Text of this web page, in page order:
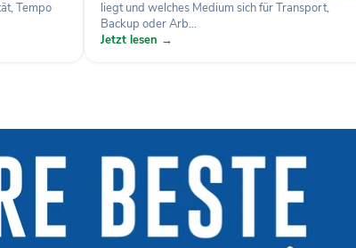
Tempo
liegt und welches Medium sich für Transport,
Backup oder Arb...
Jetzt lesen →